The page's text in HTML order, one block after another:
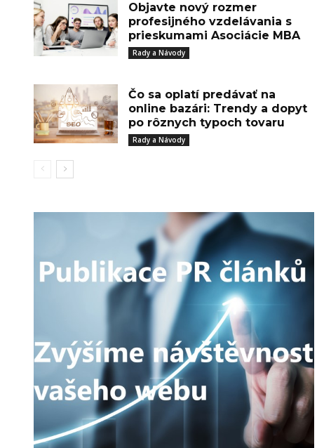
Objavte nový rozmer
profesijného vzdelávania s
prieskumami Asociácie MBA
Rady a Návody
Čo sa oplatí predávať na
online bazári: Trendy a dopyt
po rôznych typoch tovaru
Rady a Návody